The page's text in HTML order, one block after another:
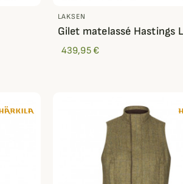
LAKSEN
Gilet matelassé Hastings
439,95 €